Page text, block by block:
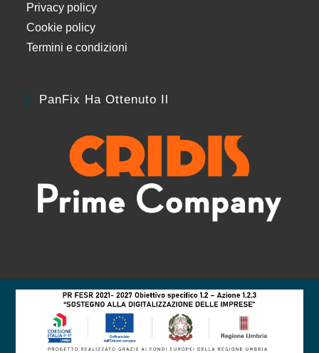
Privacy policy
Cookie policy
Termini e condizioni
PanFix Ha Ottenuto Il